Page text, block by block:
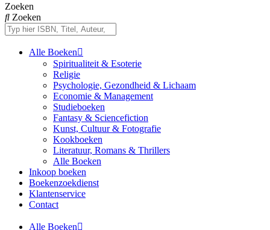
Zoeken
Zoeken
Alle Boeken
Spiritualiteit & Esoterie
Religie
Psychologie, Gezondheid & Lichaam
Economie & Management
Studieboeken
Fantasy & Sciencefiction
Kunst, Cultuur & Fotografie
Kookboeken
Literatuur, Romans & Thrillers
Alle Boeken
Inkoop boeken
Boekenzoekdienst
Klantenservice
Contact
Alle Boeken